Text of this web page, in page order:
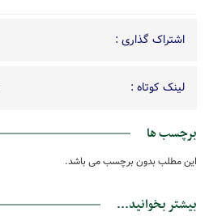
اشتراک گذاری :
لینک کوتاه :
برچسب ها
این مطلب بدون برچسب می باشد.
بیشتر بخوانید...